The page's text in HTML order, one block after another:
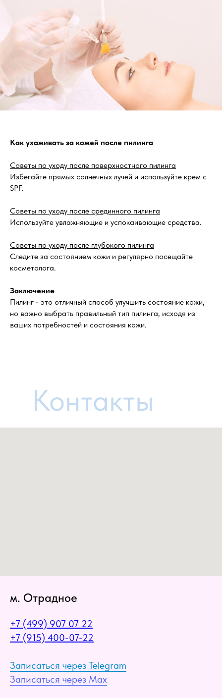
Как ухаживать за кожей после пилинга
Советы по уходу после поверхностного пилинга
Избегайте прямых солнечных лучей и используйте крем с
SPF.
Советы по уходу после срединного пилинга
Используйте увлажняющие и успокаивающие средства.
Советы по уходу после глубокого пилинга
Следите за состоянием кожи и регулярно посещайте
косметолога.
Заключение
Пилинг - это отличный способ улучшить состояние кожи,
но важно выбрать правильный тип пилинга, исходя из
ваших потребностей и состояния кожи.
Контакты
м. Отрадное
+7 (499) 907 07 22
+7 (915) 400-07-22
Записаться через Telegram
Записаться через Max